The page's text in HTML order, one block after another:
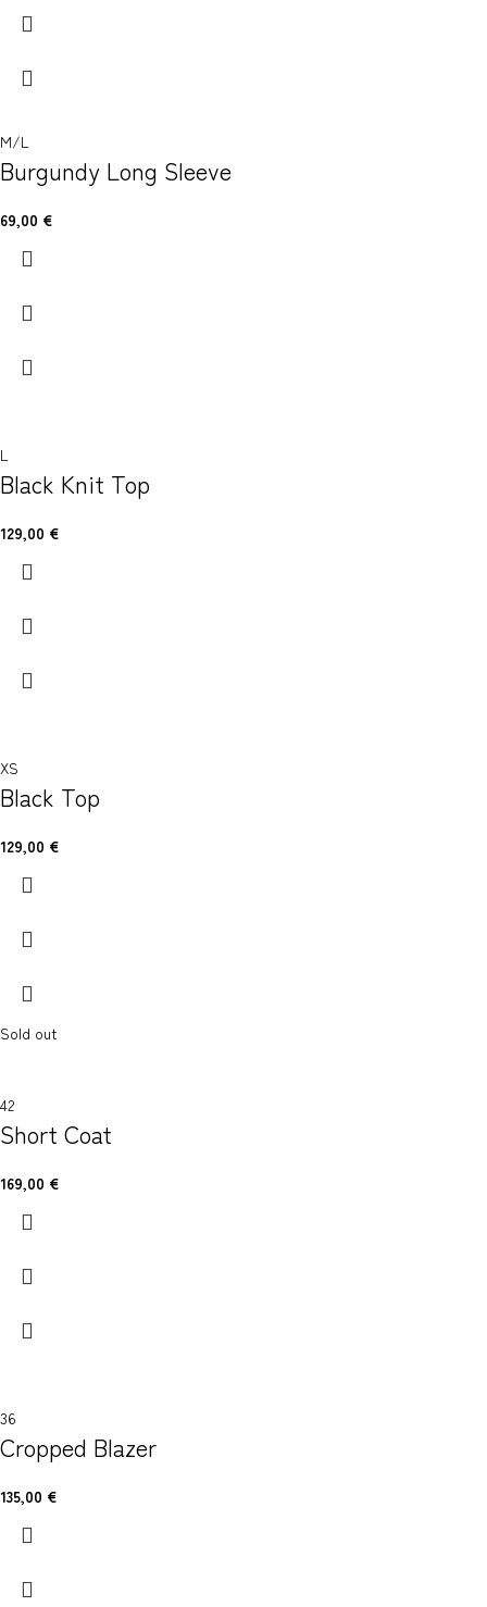
M/L
Burgundy Long Sleeve
69,00 €
L
Black Knit Top
129,00 €
XS
Black Top
129,00 €
Sold out
42
Short Coat
169,00 €
36
Cropped Blazer
135,00 €